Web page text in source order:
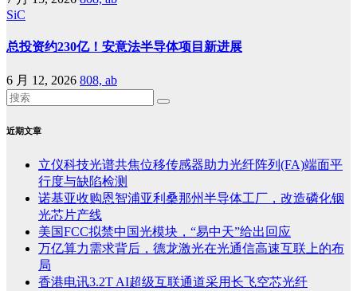
SiC
总投资约230亿！安意法半导体项目新进展
6 月 12, 2026 808, ab
近期文章
立仪科技光谱共焦位移传感器助力光纤阵列(FA)端面平
行度与缺陷检测
诺基亚收购恩智浦亚利桑那州半导体工厂，改造磷化铟
光芯片产线
美国FCC拟禁中国光模块，“易中天”给出回应
万亿算力需求背后，德龙激光在光通信高速互联上的布
局
香港电讯3.2T AI超级互联通道采用长飞空芯光纤